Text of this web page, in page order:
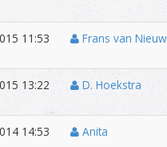
11:53 Frans van
13:22 D. Hoekstra
14:53 Anita